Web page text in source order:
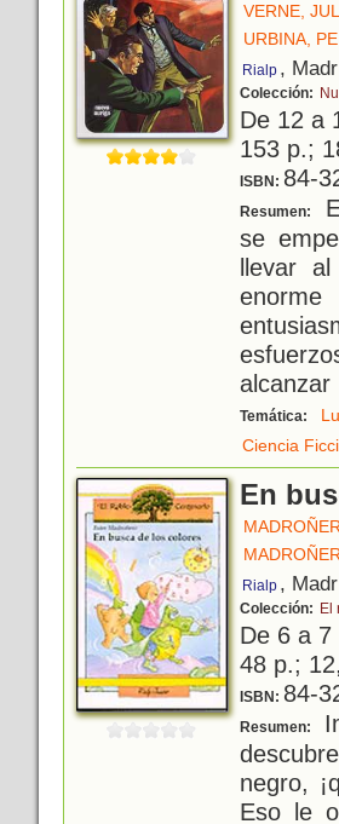
VERNE,
URBINA,
Rialp ,
Colección:
De 12 a
153 p.;
ISBN: 84-
Resumen:
se
llevar
alcanzar
Temática:
Ciencia
En
Rialp ,
Colección: El
De 6 a
48 p.;
ISBN: 84-
Resumen:
negro,
Eso le